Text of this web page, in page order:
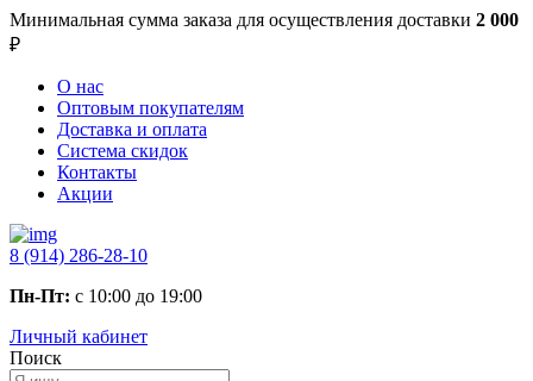
Минимальная сумма заказа для осуществления доставки 2 000
₽
О нас
Оптовым покупателям
Доставка и оплата
Система скидок
Контакты
Акции
8 (914) 286-28-10
Пн-Пт: с 10:00 до 19:00
Личный кабинет
Поиск